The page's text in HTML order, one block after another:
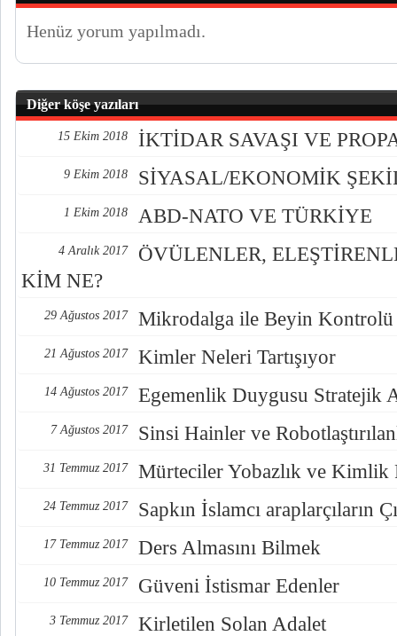
Henüz yorum yapılmadı.
Diğer köşe yazıları
15 Ekim 2018 İKTİDAR SAVAŞI VE
9 Ekim 2018 SİYASAL/EKONOMİK
1 Ekim 2018 ABD-NATO VE TÜRKİYE
4 Aralık 2017
ÖVÜLENLER,
KİM NE?
29 Ağustos 2017 Mikrodalga ile Beyin Kontrolü
21 Ağustos 2017 Kimler Neleri Tartışıyor
14 Ağustos 2017 Egemenlik Duygusu Stratejik
7 Ağustos 2017 Sinsi Hainler ve
31 Temmuz 2017 Mürteciler Yobazlık ve Kimlik
24 Temmuz 2017 Sapkın İslamcı araplarçıların
17 Temmuz 2017 Ders Almasını Bilmek
10 Temmuz 2017 Güveni İstismar Edenler
3 Temmuz 2017 Kirletilen Solan Adalet